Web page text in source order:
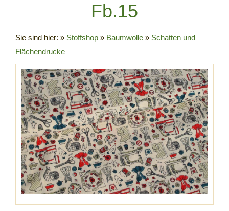
Fb.15
Sie sind hier: » Stoffshop » Baumwolle » Schatten und
Flächendrucke